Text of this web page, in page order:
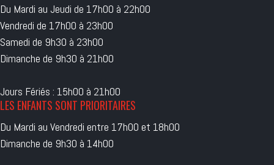
Du Mardi au Jeudi de 17h00 à 22h00
Vendredi de 17h00 à 23h00
Samedi de 9h30 à 23h00
Dimanche de 9h30 à 21h00
Jours Fériés : 15h00 à 21h00
LES ENFANTS SONT PRIORITAIRES
Du Mardi au Vendredi entre 17h00 et 18h00
Dimanche de 9h30 à 14h00